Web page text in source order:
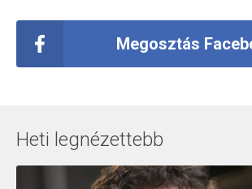
Megosztás
Heti legnézettebb